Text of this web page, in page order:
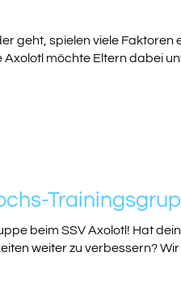
geht, spielen viele
möchte Eltern dabei
beim SSV Axolotl! Hat
weiter zu verbessern?